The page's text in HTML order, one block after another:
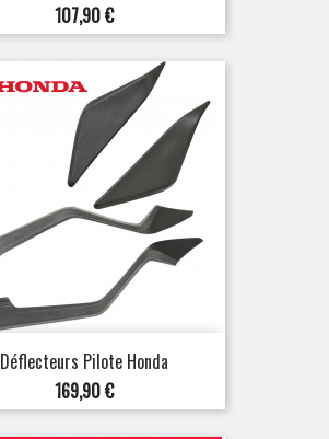
Prix
107,90 €
Déflecteurs Pilote Honda
Prix
169,90 €